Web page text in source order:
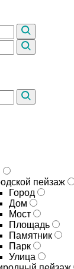
пейзаж
Город
Дом
Мост
Площадь
Памятник
Парк
Улица